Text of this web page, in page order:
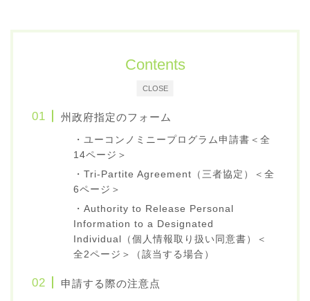
CLOSE
Contents
州政府指定のフォーム
・ユーコンノミニープログラム申請書＜全
14ページ＞
・Tri-Partite Agreement（三者協定）＜全
6ページ＞
・Authority to Release Personal
Information to a Designated
Individual（個人情報取り扱い同意書）＜
全2ページ＞（該当する場合）
申請する際の注意点